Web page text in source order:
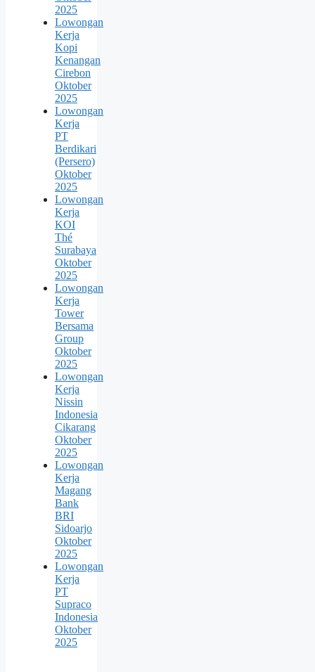
2025
Lowongan
Kerja
Kopi
Kenangan
Cirebon
Oktober
2025
Lowongan
Kerja
PT
Berdikari
(Persero)
Oktober
2025
Lowongan
Kerja
KOI
Thé
Surabaya
Oktober
2025
Lowongan
Kerja
Tower
Bersama
Group
Oktober
2025
Lowongan
Kerja
Nissin
Indonesia
Cikarang
Oktober
2025
Lowongan
Kerja
Magang
Bank
BRI
Sidoarjo
Oktober
2025
Lowongan
Kerja
PT
Supraco
Indonesia
Oktober
2025